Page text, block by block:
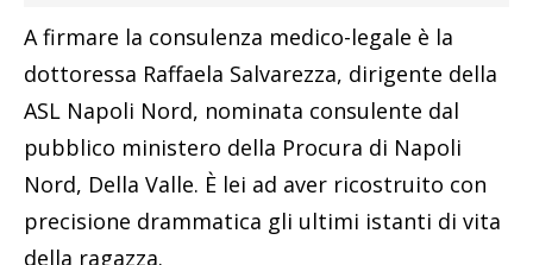
A firmare la consulenza medico-legale è la
dottoressa Raffaela Salvarezza, dirigente della
ASL Napoli Nord, nominata consulente dal
pubblico ministero della Procura di Napoli
Nord, Della Valle. È lei ad aver ricostruito con
precisione drammatica gli ultimi istanti di vita
della ragazza.